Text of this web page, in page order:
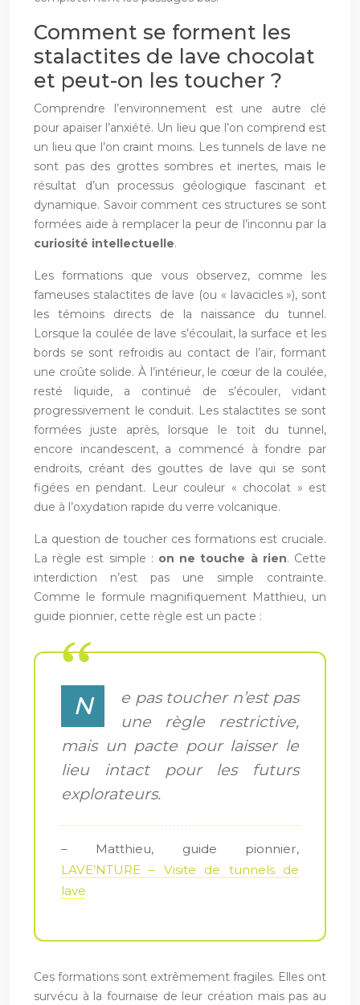
Comment se forment les
stalactites de lave chocolat
et peut-on les toucher ?
Comprendre l’environnement est une autre clé
pour apaiser l’anxiété. Un lieu que l’on comprend est
un lieu que l’on craint moins. Les tunnels de lave ne
sont pas des grottes sombres et inertes, mais le
résultat d’un processus géologique fascinant et
dynamique. Savoir comment ces structures se sont
formées aide à remplacer la peur de l’inconnu par la
curiosité intellectuelle.
Les formations que vous observez, comme les
fameuses stalactites de lave (ou « lavacicles »), sont
les témoins directs de la naissance du tunnel.
Lorsque la coulée de lave s’écoulait, la surface et les
bords se sont refroidis au contact de l’air, formant
une croûte solide. À l’intérieur, le cœur de la coulée,
resté liquide, a continué de s’écouler, vidant
progressivement le conduit. Les stalactites se sont
formées juste après, lorsque le toit du tunnel,
encore incandescent, a commencé à fondre par
endroits, créant des gouttes de lave qui se sont
figées en pendant. Leur couleur « chocolat » est
due à l’oxydation rapide du verre volcanique.
La question de toucher ces formations est cruciale.
La règle est simple : on ne touche à rien. Cette
interdiction n’est pas une simple contrainte.
Comme le formule magnifiquement Matthieu, un
guide pionnier, cette règle est un pacte :
N
e pas toucher n’est pas
une règle restrictive,
mais un pacte pour laisser le
lieu intact pour les futurs
explorateurs.
– Matthieu, guide pionnier,
LAVE’NTURE – Visite de tunnels de
lave
Ces formations sont extrêmement fragiles. Elles ont
survécu à la fournaise de leur création mais pas au